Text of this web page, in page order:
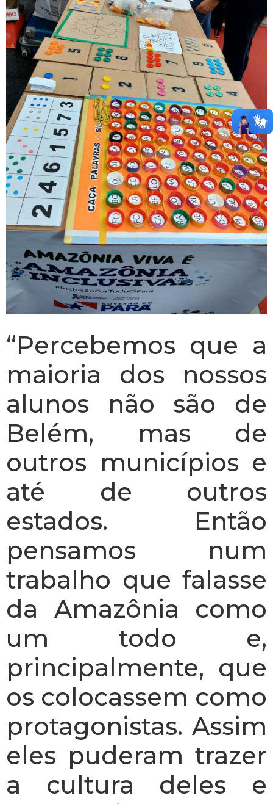
“Percebemos que a
maioria dos nossos
alunos não são de
Belém, mas de
outros municípios e
até de outros
estados. Então
pensamos num
trabalho que falasse
da Amazônia como
um todo e,
principalmente, que
os colocassem como
protagonistas. Assim
eles puderam trazer
a cultura deles e